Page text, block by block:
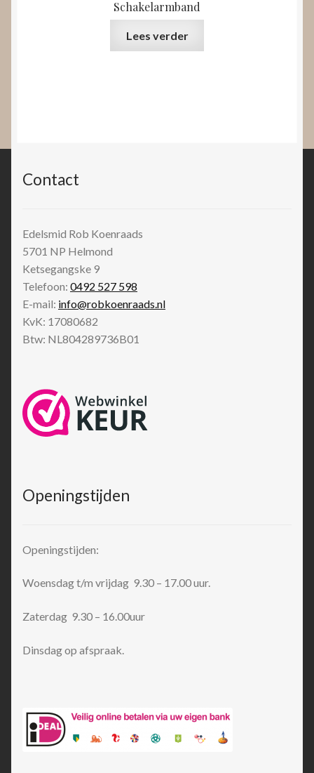
Schakelarmband
Lees verder
Contact
Edelsmid Rob Koenraads
5701 NP Helmond
Ketsegangske 9
Telefoon: 0492 527 598
E-mail: info@robkoenraads.nl
KvK: 17080682
Btw: NL804289736B01
Openingstijden
Openingstijden:
Woensdag t/m vrijdag 9.30 – 17.00 uur.
Zaterdag 9.30 – 16.00uur
Dinsdag op afspraak.